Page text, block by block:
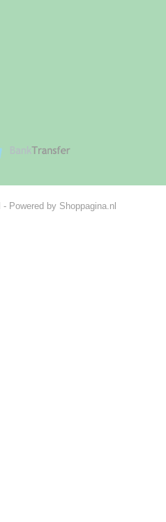
Powered by Shoppagina.nl